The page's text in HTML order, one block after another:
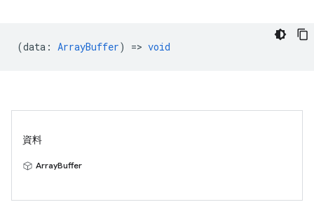
(data : ArrayBuffer) => void
資料
ArrayBuffer